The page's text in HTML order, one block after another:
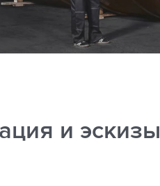
и эскизы